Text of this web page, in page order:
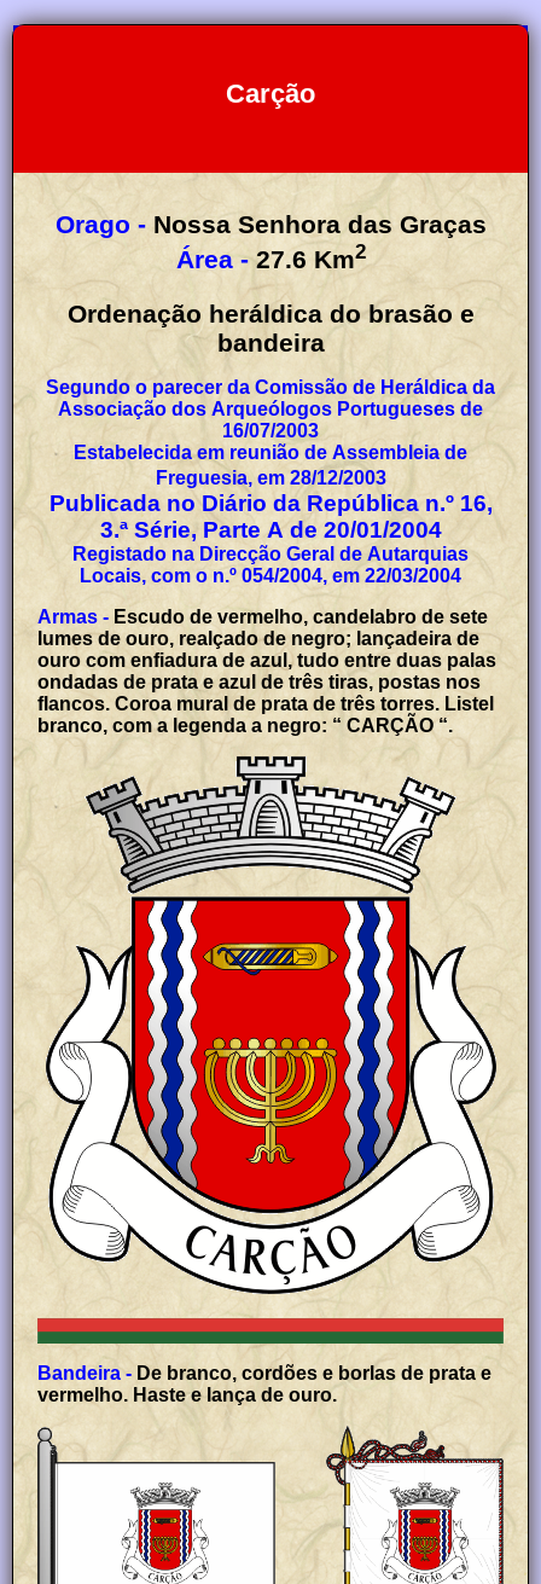
Carção
Orago - Nossa Senhora das Graças
Área - 27.6 Km2
Ordenação heráldica do brasão e
bandeira
Segundo o parecer da Comissão de Heráldica da
Associação dos Arqueólogos Portugueses de
16/07/2003
Estabelecida em reunião de Assembleia de
Freguesia, em 28/12/2003
Publicada no Diário da República n.º 16,
3.ª Série, Parte A de 20/01/2004
Registado na Direcção Geral de Autarquias
Locais, com o n.º 054/2004, em 22/03/2004
Armas - Escudo de vermelho, candelabro de sete
lumes de ouro, realçado de negro; lançadeira de
ouro com enfiadura de azul, tudo entre duas palas
ondadas de prata e azul de três tiras, postas nos
flancos. Coroa mural de prata de três torres. Listel
branco, com a legenda a negro: “ CARÇÃO “.
Bandeira - De branco, cordões e borlas de prata e
vermelho. Haste e lança de ouro.